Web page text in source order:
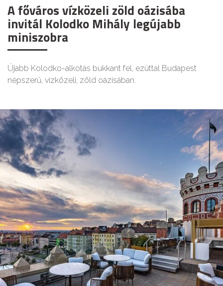
A főváros vízközeli zöld oázisába
invitál Kolodko Mihály legújabb
miniszobra
Újabb Kolodko-alkotás bukkant fel, ezúttal Budapest
népszerű, vízközeli, zöld oázisában.